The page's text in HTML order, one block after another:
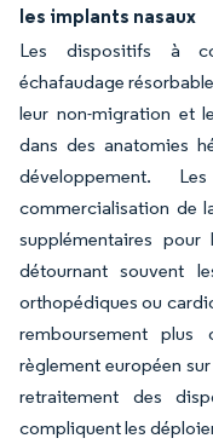
les implants nasaux
Les dispositifs à
échafaudage
leur non-migration et
dans des anatomies
développement.
commercialisation de
supplémentaires
détournant souvent
orthopédiques ou
remboursement plus
règlement européen
retraitement des
compliquent les